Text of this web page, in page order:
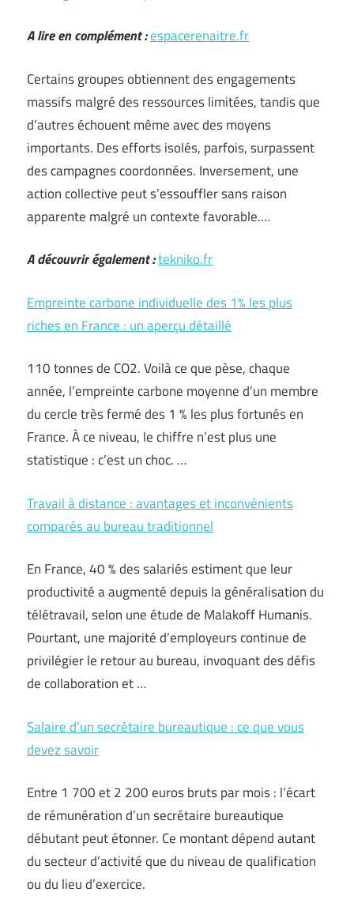
A lire en complément :espacerenaitre.fr
Certains groupes obtiennent des engagements
massifs malgré des ressources limitées, tandis que
d’autres échouent même avec des moyens
importants. Des efforts isolés, parfois, surpassent
des campagnes coordonnées. Inversement, une
action collective peut s’essouffler sans raison
apparente malgré un contexte favorable.…
A découvrir également :tekniko.fr
Empreinte carbone individuelle des 1% les plus
riches en France : un aperçu détaillé
110 tonnes de CO2. Voilà ce que pèse, chaque
année, l’empreinte carbone moyenne d’un membre
du cercle très fermé des 1 % les plus fortunés en
France. À ce niveau, le chiffre n’est plus une
statistique : c’est un choc. …
Travail à distance : avantages et inconvénients
comparés au bureau traditionnel
En France, 40 % des salariés estiment que leur
productivité a augmenté depuis la généralisation du
télétravail, selon une étude de Malakoff Humanis.
Pourtant, une majorité d’employeurs continue de
privilégier le retour au bureau, invoquant des défis
de collaboration et …
Salaire d’un secrétaire bureautique : ce que vous
devez savoir
Entre 1 700 et 2 200 euros bruts par mois : l’écart
de rémunération d’un secrétaire bureautique
débutant peut étonner. Ce montant dépend autant
du secteur d’activité que du niveau de qualification
ou du lieu d’exercice.